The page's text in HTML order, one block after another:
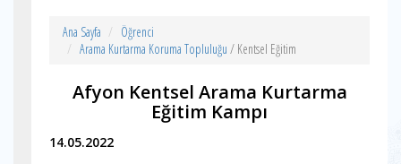
Ana Sayfa
Öğrenci
Arama Kurtarma Koruma Topluluğu / Kentsel Eğitim
Afyon Kentsel Arama Kurtarma
Eğitim Kampı
14.05.2022